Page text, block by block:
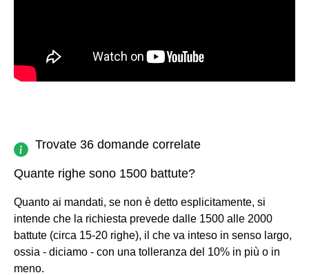
Trovate 36 domande correlate
Quante righe sono 1500 battute?
Quanto ai mandati, se non è detto esplicitamente, si
intende che la richiesta prevede dalle 1500 alle 2000
battute (circa 15-20 righe), il che va inteso in senso largo,
ossia - diciamo - con una tolleranza del 10% in più o in
meno.